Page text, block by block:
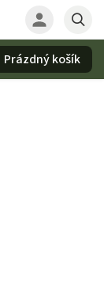
Prázdný košík